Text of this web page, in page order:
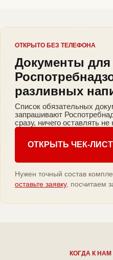
ОТКРЫТО БЕЗ ТЕЛЕФОНА
Документы для
разливных
Список обязательных
запрашивают
сразу, ничего оставлять не
ОТКРЫТЬ ЧЕК-ЛИСТ
Нужен точный состав
оставьте заявку, посчитаем
КОГДА К